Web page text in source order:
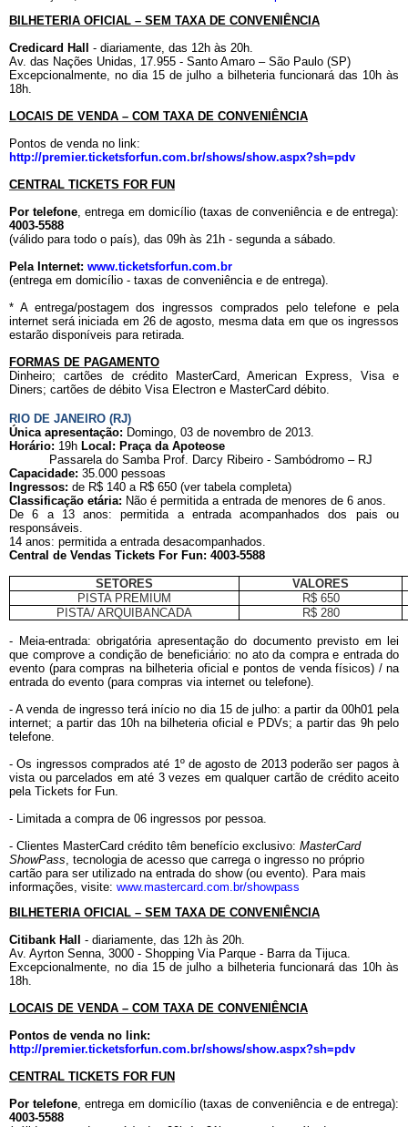
BILHETERIA OFICIAL – SEM TAXA DE CONVENIÊNCIA
Credicard Hall
- diariamente, das 12h às 20h.
Av. das Nações Unidas, 17.955 - Santo Amaro – São Paulo (SP)
Excepcionalmente, no dia 15 de julho a bilheteria funcionará das 10h às
18h.
LOCAIS DE VENDA – COM TAXA DE CONVENIÊNCIA
Pontos de venda no link:
http://premier.ticketsforfun.com.br/shows/show.aspx?sh=pdv
CENTRAL TICKETS FOR FUN
Por telefone, entrega em domicílio (taxas de conveniência e de entrega):
4003-5588
(válido para todo o país), das 09h às 21h - segunda a sábado.
Pela Internet: www.ticketsforfun.com.br
(entrega em domicílio - taxas de conveniência e de entrega).
* A entrega/postagem dos ingressos comprados pelo telefone e pela
internet será iniciada em 26 de agosto, mesma data em que os ingressos
estarão disponíveis para retirada.
FORMAS DE PAGAMENTO
Dinheiro; cartões de crédito MasterCard, American Express, Visa e
Diners; cartões de débito Visa Electron e MasterCard débito.
RIO DE JANEIRO (RJ)
Única apresentação: Domingo, 03 de novembro de 2013.
Horário: 19h Local: Praça da Apoteose
Passarela do Samba Prof. Darcy Ribeiro - Sambódromo – RJ
Capacidade: 35.000 pessoas
Ingressos: de R$ 140 a R$ 650 (ver tabela completa)
Classificação etária: Não é permitida a entrada de menores de 6 anos.
De 6 a 13 anos: permitida a entrada acompanhados dos pais ou
responsáveis.
14 anos: permitida a entrada desacompanhados.
Central de Vendas Tickets For Fun: 4003-5588
SETORES
VALORES
PISTA PREMIUM
R$ 650
PISTA/ ARQUIBANCADA
R$ 280
- Meia-entrada: obrigatória apresentação do documento previsto em lei
que comprove a condição de beneficiário: no ato da compra e entrada do
evento (para compras na bilheteria oficial e pontos de venda físicos) / na
entrada do evento (para compras via internet ou telefone).
- A venda de ingresso terá início no dia 15 de julho: a partir da 00h01 pela
internet; a partir das 10h na bilheteria oficial e PDVs; a partir das 9h pelo
telefone.
- Os ingressos comprados até 1º de agosto de 2013 poderão ser pagos à
vista ou parcelados em até 3 vezes em qualquer cartão de crédito aceito
pela Tickets for Fun.
- Limitada a compra de 06 ingressos por pessoa.
- Clientes MasterCard crédito têm benefício exclusivo: MasterCard
ShowPass, tecnologia de acesso que carrega o ingresso no próprio
cartão para ser utilizado na entrada do show (ou evento). Para mais
informações, visite: www.mastercard.com.br/showpass
BILHETERIA OFICIAL – SEM TAXA DE CONVENIÊNCIA
Citibank Hall
- diariamente, das 12h às 20h.
Av. Ayrton Senna, 3000 - Shopping Via Parque - Barra da Tijuca.
Excepcionalmente, no dia 15 de julho a bilheteria funcionará das 10h às
18h.
LOCAIS DE VENDA – COM TAXA DE CONVENIÊNCIA
Pontos de venda no link:
http://premier.ticketsforfun.com.br/shows/show.aspx?sh=pdv
CENTRAL TICKETS FOR FUN
Por telefone, entrega em domicílio (taxas de conveniência e de entrega):
4003-5588